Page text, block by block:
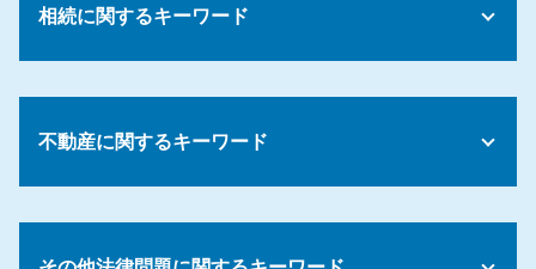
債務 計上日
債務 借金 違い
債務整理 倒産 違い
自己破産 住宅ローン
債務整理 おすすめ 弁護士
債務整理 倒産
会社 懲罰規定
残業代 請求
コンプライアンス パワハラ
解雇条件 労働基準法
労働基準法 解雇事由
相続に関するキーワード
遺留分侵害額請求権 時効
遺留分 減殺請求権 相続
遺言 法定相続人
不動産に関するキーワード
物件 契約